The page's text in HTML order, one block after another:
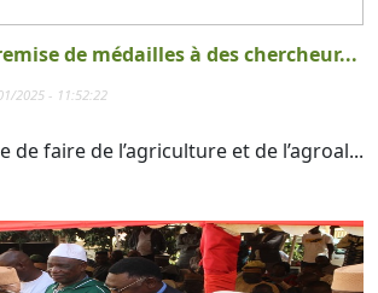
de médailles à des chercheur...
2025 - 11:52:22
de faire de l’agriculture et de l’agroal...